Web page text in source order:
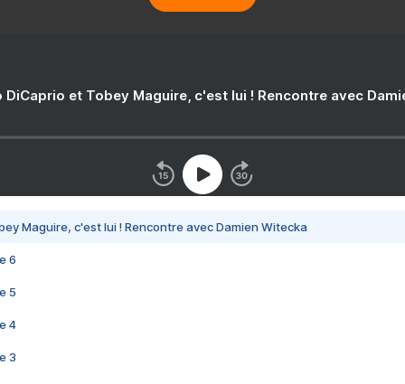
DiCaprio et Tobey Maguire, c'est lui ! Rencontre avec
Maguire, c'est lui ! Rencontre avec Damien Witecka
6
5
4
3